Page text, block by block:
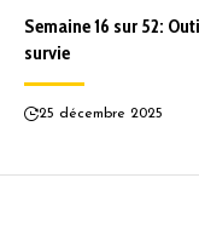
Semaine 16 sur 52:
survie
25 décembre 2025